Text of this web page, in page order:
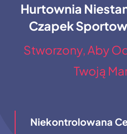
Zasoby
Kontakt
Hurtownia
Czapek
Stworzony, Aby
Twoją
Niekontrolowana